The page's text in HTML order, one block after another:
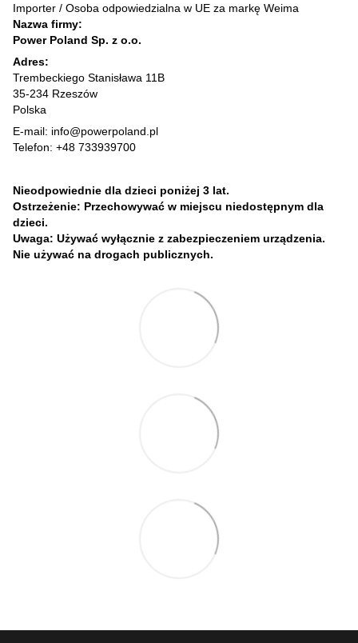
Importer / Osoba odpowiedzialna w UE za markę Weima
Nazwa firmy:
Power Poland Sp. z o.o.
Adres:
Trembeckiego Stanisława 11B
35-234 Rzeszów
Polska
E-mail: info@powerpoland.pl
Telefon: +48 733939700
Nieodpowiednie dla dzieci poniżej 3 lat.
Ostrzeżenie: Przechowywać w miejscu niedostępnym dla
dzieci.
Uwaga: Używać wyłącznie z zabezpieczeniem urządzenia.
Nie używać na drogach publicznych.